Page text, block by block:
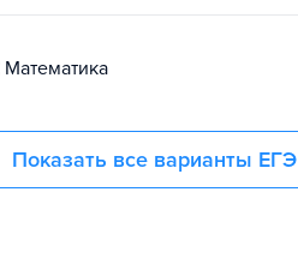
математика
Показать все варианты ЕГЭ